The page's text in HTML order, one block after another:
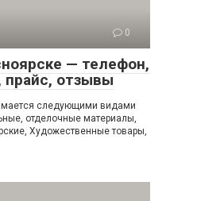
0
— телефон,
прайс, отзывы
следующими видами
отделочные материалы,
Художественные товары,